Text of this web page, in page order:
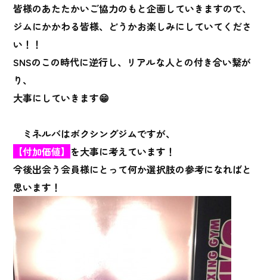
皆様のあたたかいご協力のもと企画していきますので、
ジムにかかわる皆様、どうかお楽しみにしていてくださ
い！！
SNSのこの時代に逆行し、リアルな人との付き合い繋が
り、
大事にしていきます😁
ミネルバはボクシングジムですが、
【付加価値】 を大事に考えています！
今後出会う会員様にとって何か選択肢の参考になればと
思います！